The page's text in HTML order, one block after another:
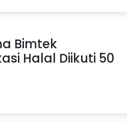
Bimtek
Halal Diikuti 50